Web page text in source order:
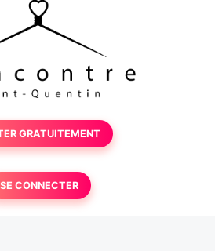
GRATUITEMENT
SE CONNECTER